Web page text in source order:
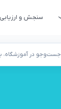
سنجش و ارزیابی
جست‌وجو در آموزشگاه،